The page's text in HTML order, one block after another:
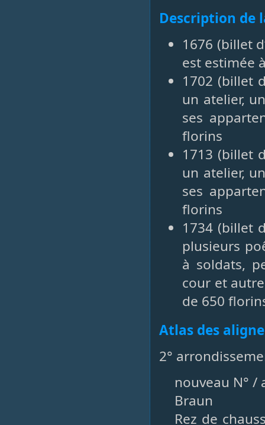
Description de
1676 (billet
est estimée
1702 (billet
un atelier,
ses
florins
1713 (billet
un atelier,
ses
florins
1734 (billet
plusieurs
à soldats,
cour et
de 650
Atlas des
2°
nouveau N° /
Braun
Rez de